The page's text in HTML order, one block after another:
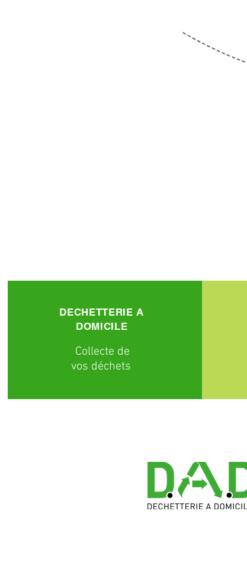
DECHETTERIE A
DOMICILE
Collecte de
vos déchets